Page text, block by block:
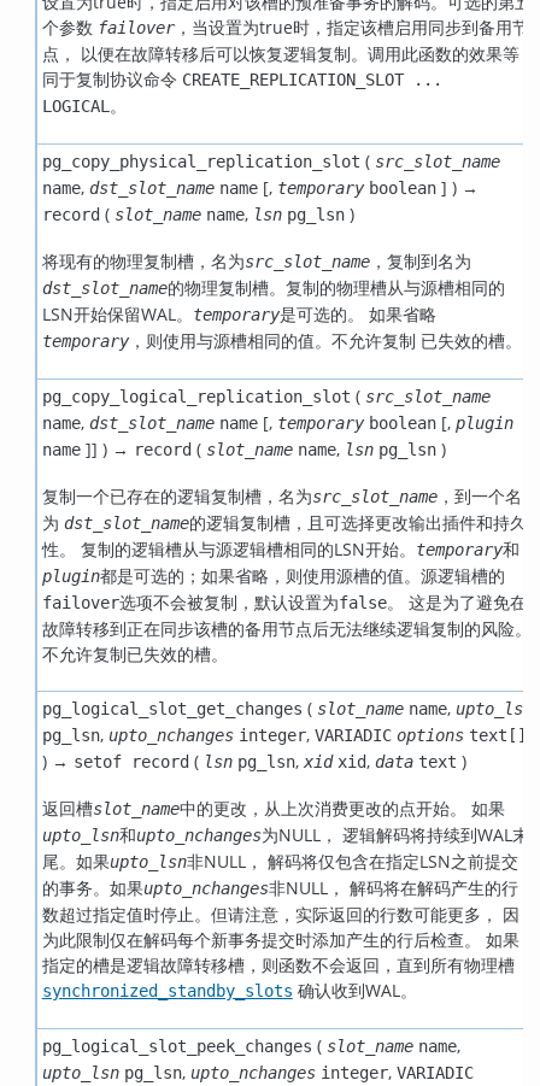
个参数 failover，当设置为true时，指定该槽启用同步到备用节
点， 以便在故障转移后可以恢复逻辑复制。调用此函数的效果等
同于复制协议命令 CREATE_REPLICATION_SLOT ...
LOGICAL 。
pg_copy_physical_replication_slot ( src_slot_name
name, dst_slot_name name[, temporary boolean ] ) →
record( slot_name name, lsn pg_lsn)
将现有的物理复制槽，名为src_slot_name，复制到名为
dst_slot_name的物理复制槽。复制的物理槽从与源槽相同的
LSN开始保留WAL。 temporary是可选的。 如果省略
temporary，则使用与源槽相同的值。不允许复制 已失效的槽。
pg_copy_logical_replication_slot ( src_slot_name
name, dst_slot_name name[, temporary boolean[, plugin
name ]] ) → record( slot_name name, lsn pg_lsn)
复制一个已存在的逻辑复制槽，名为src_slot_name，到一个名
为 dst_slot_name的逻辑复制槽，且可选择更改输出插件和持久
性。 复制的逻辑槽从与源逻辑槽相同的LSN开始。 temporary和
plugin都是可选的；如果省略，则使用源槽的值。源逻辑槽的
failover选项不会被复制，默认设置为false。 这是为了避免在
故障转移到正在同步该槽的备用节点后无法继续逻辑复制的风险。
不允许复制已失效的槽。
pg_logical_slot_get_changes ( slot_name name, upto_lsn
pg_lsn, upto_nchanges integer, VARIADIC options text[]
) → setof record( lsn pg_lsn,xid xid, data text )
返回槽slot_name中的更改，从上次消费更改的点开始。 如果
upto_lsn和upto_nchanges为NULL， 逻辑解码将持续到WAL末
尾。如果upto_lsn非NULL， 解码将仅包含在指定LSN之前提交
的事务。如果upto_nchanges非NULL， 解码将在解码产生的行
数超过指定值时停止。但请注意，实际返回的行数可能更多， 因
为此限制仅在解码每个新事务提交时添加产生的行后检查。 如果
指定的槽是逻辑故障转移槽，则函数不会返回，直到所有物理槽
synchronized_standby_slots 确认收到WAL。
pg_logical_slot_peek_changes ( slot_name name,
upto_lsn pg_lsn, upto_nchanges integer, VARIADIC